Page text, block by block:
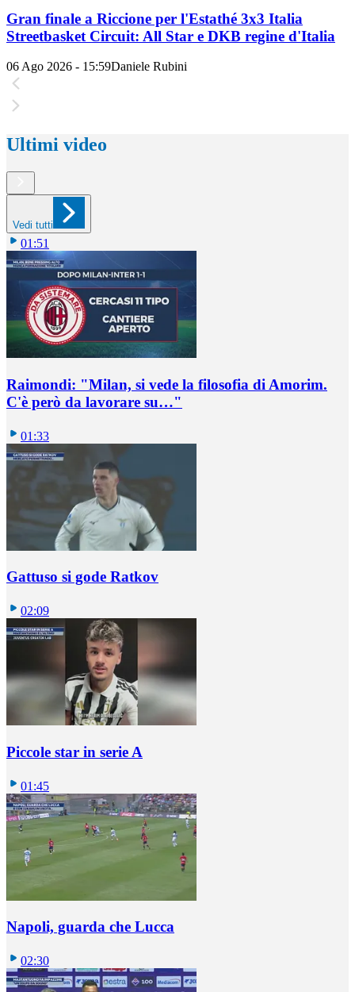
Gran finale a Riccione per l'Estathé 3x3 Italia
Streetbasket Circuit: All Star e DKB regine d'Italia
06 Ago 2026 - 15:59Daniele Rubini
Ultimi video
Vedi tutti
01:51
Raimondi: "Milan, si vede la filosofia di Amorim.
C'è però da lavorare su…"
01:33
Gattuso si gode Ratkov
02:09
Piccole star in serie A
01:45
Napoli, guarda che Lucca
02:30